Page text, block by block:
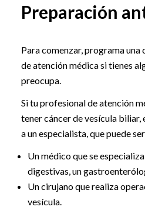
Preparación
Para comenzar, programa
de atención médica si tienes
preocupa.
Si tu profesional de atención
tener cáncer de vesícula
a un especialista, que puede
Un médico que se
digestivas, un
Un cirujano que realiza
vesícula.